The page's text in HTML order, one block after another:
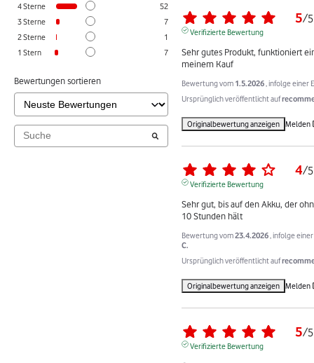
4Sterne
52
3Sterne
7
2Sterne
1
1 Stern 7
Bewertungen sortieren
5/5
Verifizierte Bewertung
Sehr gutes Produkt, funktioniert
meinem Kauf
Bewertung vom 1.5.2026 , infolge einer
Ursprünglich veröffentlicht auf
Originalbewertung anzeigen Melden
4/5
Verifizierte Bewertung
Sehr gut, bis auf den Akku, der
10 Stunden hält
Bewertung vom23.4.2026 , infolge
C.
Ursprünglich veröffentlicht auf
Originalbewertung anzeigen Melden
5/5
Verifizierte Bewertung